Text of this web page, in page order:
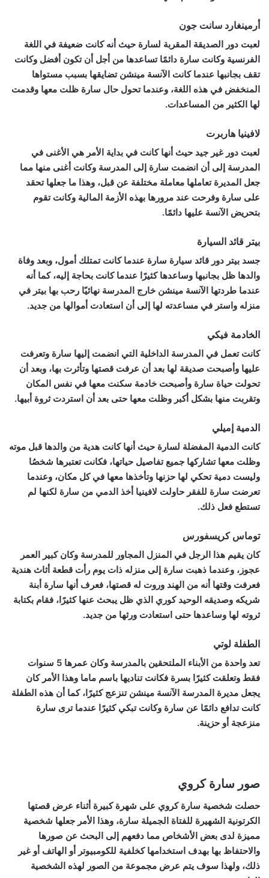
أرمينغارد سانت جون
لعبت دور الصديقة المقربة لسارة حيث أنه كانت ضعيفة في اللغة
الفرنسية وكانت سارة دائمًا تساعدها من أجل أن تكون أفضل وكانت
تقف بجانبها عندما كانت الآنسة مينشن تضايقها بسبب مستواها
المنخفض في هذه اللغة، وعندما تحول حال سارة ظلت معها وقدمت
لها الكثير من المساعدات.
لافينيا هاربرت
لعبت دور غير جيد حيث أنها كانت في بداية الأمر هي الأغنى في
المدرسة إلى أن انضمت سارة إلى المدرسة وكانت أغنى منها مما
جعل المديرة تعاملها معاملة مختلفة عن قبل، وهذا ما جعلها تحقد
على سارة وفرحت عند مرورها بهذه الأزمة المالية وكانت تقوم
بتحريض الآنسة عليها دائمًا.
بيتر قائد السيارة
جسد بيتر دور قائد سيارة سارة عندما كانت تمتلك أمول، وبعد وفاة
والدها ظل بجانبها وساعدها كثيرًا عندما كانت بحاجة إليه، كما أنه
عندما طردتها الآنسة مينشن خارج المدرسة نهائيًا رحب بها بيتر في
منزله واستر في مساعدته لها إلى أن استعادت أموالها من جديد.
الخادمة فيكي
كانت تعمل في المدرسة الداخلية التي انضمت إليها سارة وتعرفت
عليها وأصبحت صديقة لها بعد أن عرفت قصتها وتأثرت بها، وبعد أن
تحولت حياة سارة وأصبحت خادمة سكنت معها في نفس المكان
وتقربت منها بشكل أكبر وظلت معها حتى بعد أن استردت ثروة أبيها.
الدمية إميلي
كانت الدمية المفضلة لسارة حيث أنها كانت هدية من والدها قبل موته
وظلت معها تشاركها جميع تفاصيل حياتها، فكانت تعتبرها شخصُا
وليست دمية تحكي لها حزنها وتأخذها معها في كل مكان، وعندما
تعرضت سارة للفقر حاولت لافينيا أخذ الدمي من سارة لكنها لم
تستطع فعل ذلك.
توماس كريسفورس
كان يقيم هذا الرجل في المنزل المجاور للمدرسة وكان كبير العمر
عجوز، وعندما ذهبت سارة إلى منزله ذات يوم رأت قطعة أثاث هندية
فعرفت وقتها أنه من الهند وروت له قصتها، فعرف أنها سارة أبنة
شريكه وصديقه الوحيد كوري الذي ظل يبحث عنها كثيرًا، فقام بكتابة
ثروته لها وساعدها حتى استعادت ورثها من جديد.
الطفلة لوتي
تعد واحدة من الأبناء الملتحقين بالمدرسة وكان عمرها 5 سنوات
فقط وتعلقت كثيرًا بسرة فكانت تناديها باسم ماما وهذا الأمر كان
يجعل مديرة المدرسة الآنسة مينشن تنزعج كثيرًا، كما أن هذه الطفلة
كانت تدافع دائمًا عن سارة وكانت تبكي كثيرًا عندما ترى سارة
منزعجة أو حزينة.
صور سارة كروي
حصلت شخصية سارة كروي على شهرة كبيرة أثناء عرض قصتها
الكرتونية الشهيرة للفتاة الجميلة سارة، وهذا الأمر جعلها شخصية
مميزة لدى بعض الأشخاص مما دفعهم إلى البحث عن صورها
والاحتفاظ بها بهدف استخدامها كخلفية للكومبيوتر أو الهاتف أو غير
ذلك، ولهذا سوف يتم عرض مجموعة من الصور لهذه الشخصية